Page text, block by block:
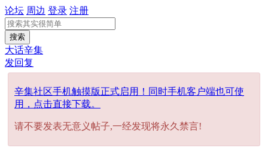
论坛 周边 登录 注册
搜索
大话辛集
发回复
辛集社区手机触摸版正式启用！同时手机客户端也可使
用，点击直接下载。
请不要发表无意义帖子,一经发现将永久禁言!